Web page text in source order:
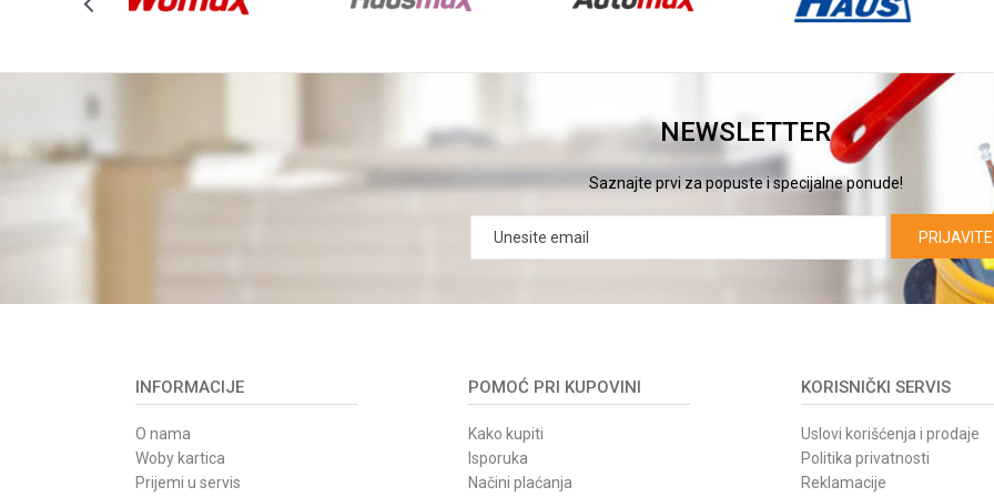
NEWSLETTER
Saznajte prvi za popuste i specijalne ponude!
INFORMACIJE
O nama
Woby kartica
Prijemi u servis
POMOĆ PRI KUPOVINI
Kako kupiti
Isporuka
Načini plaćanja
KORISNIČKI SERVIS
Uslovi korišćenja i prodaje
Politika privatnosti
Reklamacije